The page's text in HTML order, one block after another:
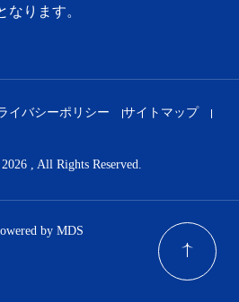
なります。
イバシーポリシー サイトマップ
, All Rights Reserved.
by MDS